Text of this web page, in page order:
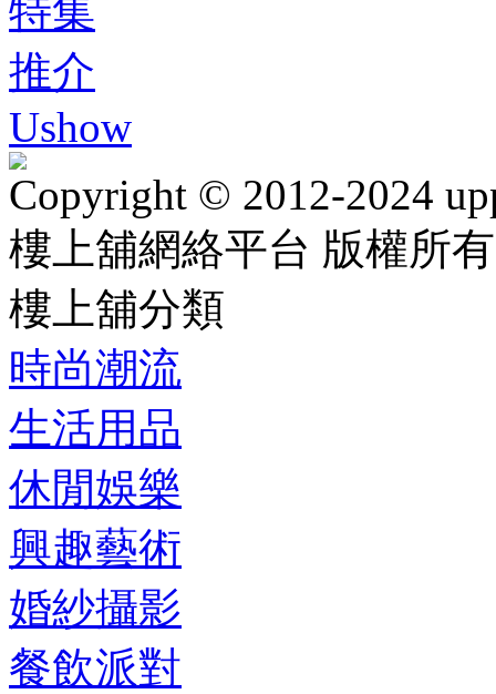
特集
推介
Ushow
Copyright © 2012-2024
樓上舖網絡平台 版權所
樓上舖分類
時尚潮流
生活用品
休閒娛樂
興趣藝術
婚紗攝影
餐飲派對